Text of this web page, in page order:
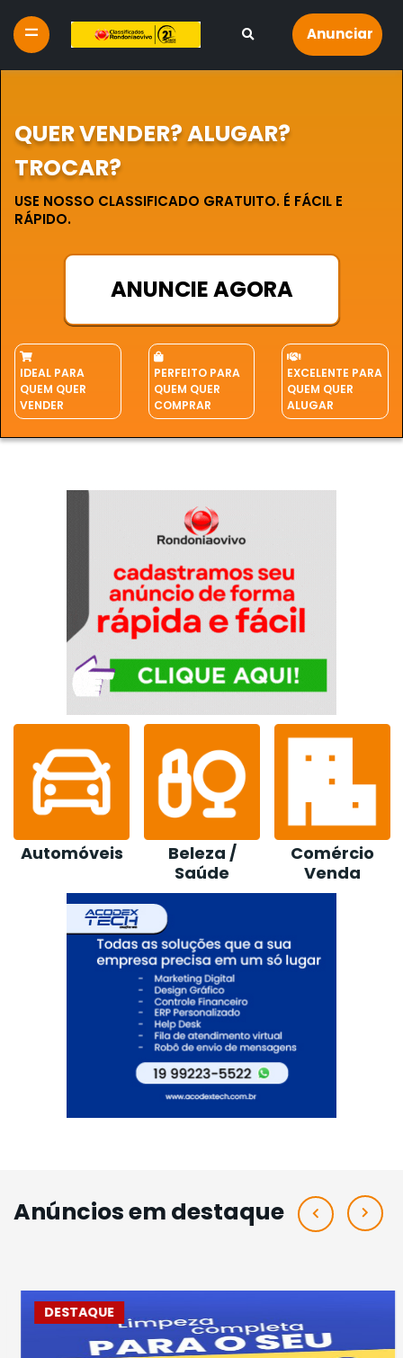
Anunciar
QUER VENDER? ALUGAR?
TROCAR?
USE NOSSO CLASSIFICADO GRATUITO. É FÁCIL E
RÁPIDO.
ANUNCIE AGORA
IDEAL PARA
QUEM QUER
VENDER
PERFEITO PARA
QUEM QUER
COMPRAR
EXCELENTE PARA
QUEM QUER
ALUGAR
Beleza /
Comércio
Venda
Construção /
Loja
Anúncios em destaque
DESTAQUE